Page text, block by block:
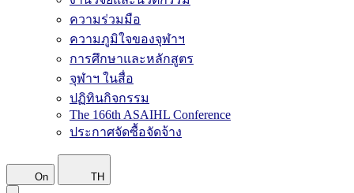
ความร่วมมือ
ความภูมิใจของจุฬาฯ
การศึกษาและหลักสูตร
จุฬาฯ ในสื่อ
ปฏิทินกิจกรรม
The 166th ASAIHL Conference
ประกาศจัดซื้อจัดจ้าง
On TH